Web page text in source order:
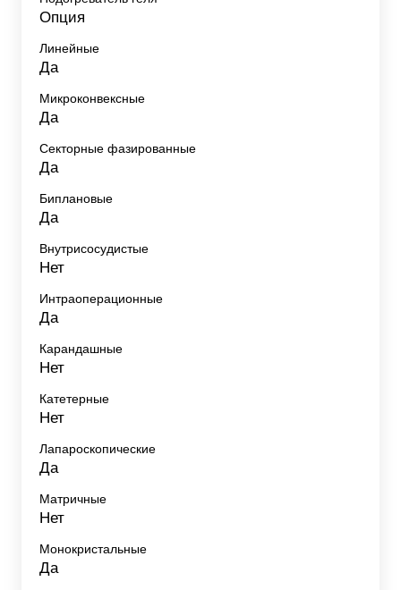
Опция
Линейные
Да
Микроконвексные
Да
Секторные фазированные
Да
Биплановые
Да
Внутрисосудистые
Нет
Интраоперационные
Да
Карандашные
Нет
Катетерные
Нет
Лапароскопические
Да
Матричные
Нет
Монокристальные
Да